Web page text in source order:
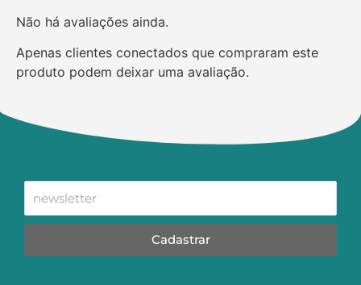
Não há avaliações ainda.
Apenas clientes conectados que compraram este
produto podem deixar uma avaliação.
Cadastrar